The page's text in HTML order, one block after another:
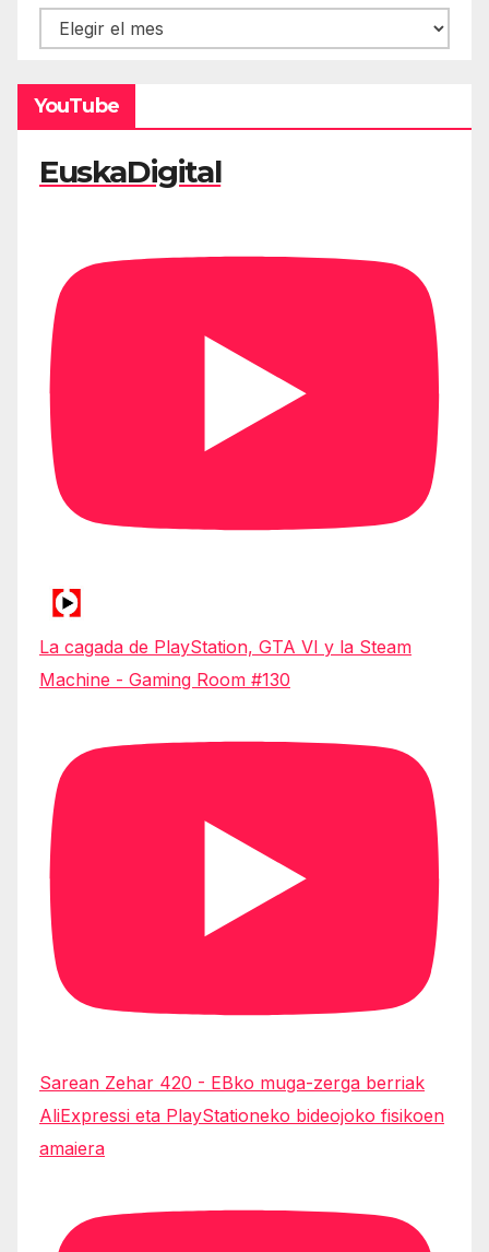
Hemeroteca
YouTube
EuskaDigital
La cagada de PlayStation, GTA VI y la Steam
Machine - Gaming Room #130
Sarean Zehar 420 - EBko muga-zerga berriak
AliExpressi eta PlayStationeko bideojoko fisikoen
amaiera